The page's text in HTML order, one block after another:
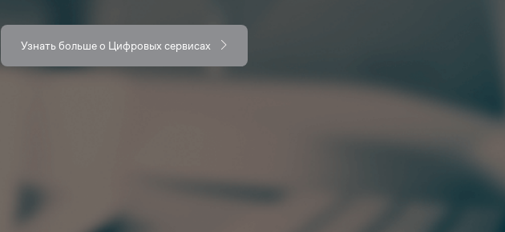
Узнать больше о Цифровых сервисах